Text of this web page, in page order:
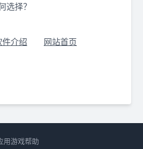
选择？
件介绍 网站首页
用游戏帮助